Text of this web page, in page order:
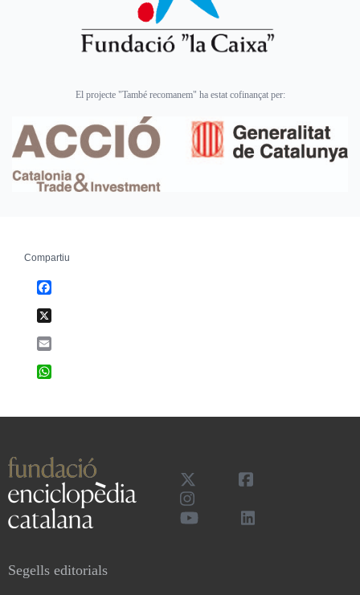
El projecte "També recomanem" ha estat cofinançat per:
Compartiu
Segells editorials